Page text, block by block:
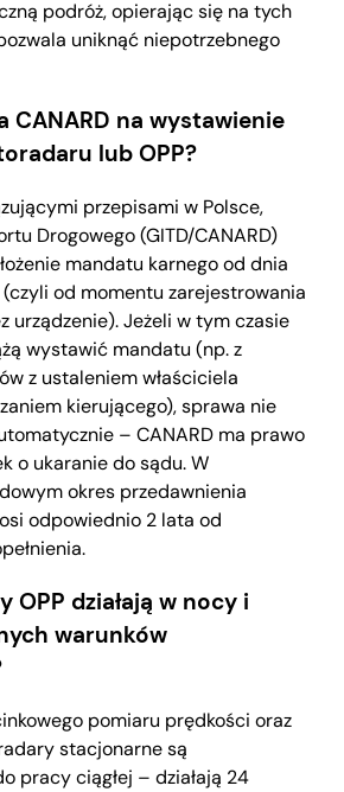
podróż, opierając się na tych
uniknąć niepotrzebnego
CANARD na wystawienie
lub OPP?
przepisami w Polsce,
Drogowego (GITD/CANARD)
mandatu karnego od dnia
od momentu zarejestrowania
urządzenie). Jeżeli w tym czasie
wystawić mandatu (np. z
z ustaleniem właściciela
kierującego), sprawa nie
– CANARD ma prawo
o ukaranie do sądu. W
okres przedawnienia
odpowiednio 2 lata od
OPP działają w nocy i
warunków
pomiaru prędkości oraz
stacjonarne są
pracy ciągłej – działają 24